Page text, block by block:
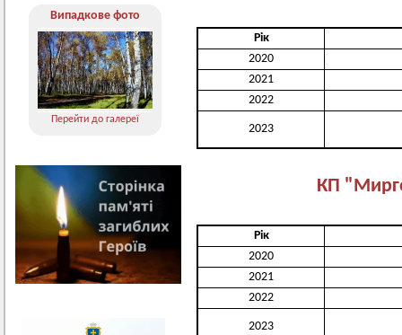
Випадкове фото
Перейти до галереї
Рік
2020
2021
2022
2023
КП
Рік
2020
2021
2022
2023